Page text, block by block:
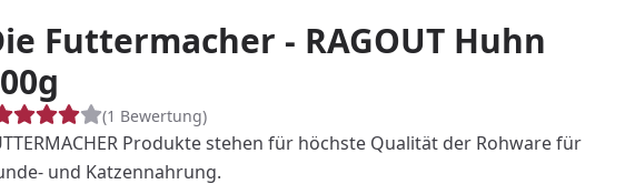
Futtermacher - RAGOUT Huhn
(1 Bewertung)
Produkte stehen für höchste Qualität der Rohware für
und Katzennahrung.